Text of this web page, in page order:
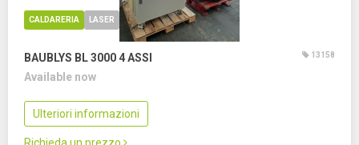
CALDARERIA LASER
BAUBLYS BL 30004 ASSI 13158
Available now
Ulteriori informazioni